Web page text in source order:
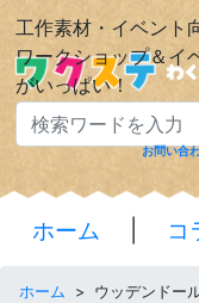
工作素材・イベント
ワークショップ＆イ
がいっぱい！
お問い合
ホーム コ
ホーム > ウッデンドー